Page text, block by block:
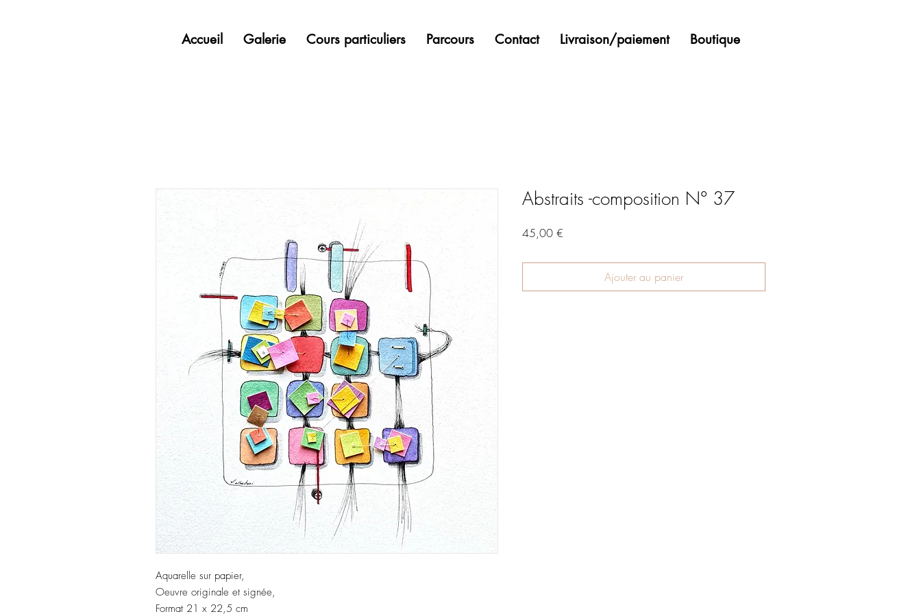
Accueil Galerie Cours particuliers Parcours Contact Livraison/paiement Boutique
Aquarelle sur papier,
Oeuvre originale et signée,
Format 21 x 22,5 cm
Abstraits -composition N° 37
45,00 €
Ajouter au panier